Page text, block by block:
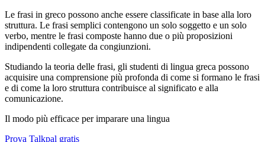
Le frasi in greco possono anche essere classificate in base alla loro
struttura. Le frasi semplici contengono un solo soggetto e un solo
verbo, mentre le frasi composte hanno due o più proposizioni
indipendenti collegate da congiunzioni.
Studiando la teoria delle frasi, gli studenti di lingua greca possono
acquisire una comprensione più profonda di come si formano le frasi
e di come la loro struttura contribuisce al significato e alla
comunicazione.
Il modo più efficace per imparare una lingua
Prova Talkpal gratis